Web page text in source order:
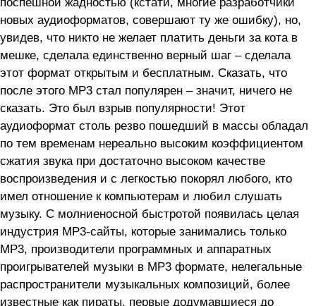
новых аудиоформатов, совершают ту же ошибку), но,
увидев, что никто не желает платить деньги за кота в
мешке, сделала единственно верный шаг – сделала
этот формат открытым и бесплатным. Сказать, что
после этого МР3 стал популярен – значит, ничего не
сказать. Это был взрыв популярности! Этот
аудиоформат столь резво пошедший в массы обладал
по тем временам нереально высоким коэффициентом
сжатия звука при достаточно высоком качестве
воспроизведения и с легкостью покорял любого, кто
имел отношение к компьютерам и любил слушать
музыку. С молниеносной быстротой появилась целая
индустрия МР3-сайты, которые занимались только
МР3, производители программных и аппаратных
проигрывателей музыки в МР3 формате, нелегальные
распространители музыкальных композиций, более
известные как пираты, первые додумавшиеся до